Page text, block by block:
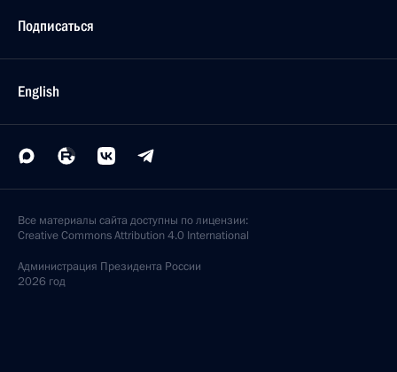
Подписаться
English
Все материалы сайта доступны по лицензии:
Creative Commons Attribution 4.0 International
Администрация Президента России
2026 год